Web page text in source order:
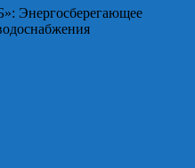
Энергосберегающее